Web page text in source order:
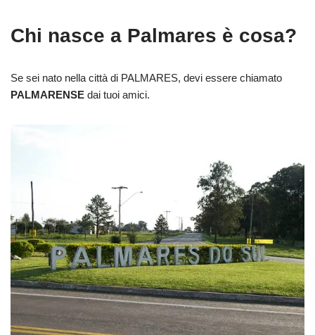
Chi nasce a Palmares è cosa?
Se sei nato nella città di PALMARES, devi essere chiamato
PALMARENSE dai tuoi amici.